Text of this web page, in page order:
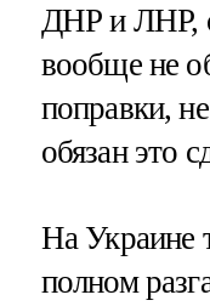
ДНР и ЛНР,
вообще не
поправки,
обязан это
На Украине
полном